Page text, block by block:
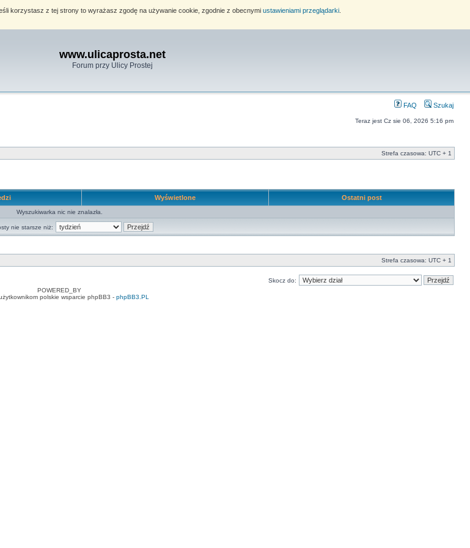
korzystasz z tej strony to wyrażasz zgodę na używanie cookie, zgodnie z obecnymi ustawieniami przeglądarki.
www.ulicaprosta.net
Forum przy Ulicy Prostej
FAQ Szukaj
Teraz jest Cz sie 06, 2026 5:16 pm
Strefa czasowa: UTC + 1
Wyświetlone Ostatni post
Wyszukiwarka nic nie znalazła.
nie starsze niż:
Strefa czasowa: UTC + 1
Skocz do:
POWERED_BY
polskie wsparcie phpBB3 - phpBB3.PL